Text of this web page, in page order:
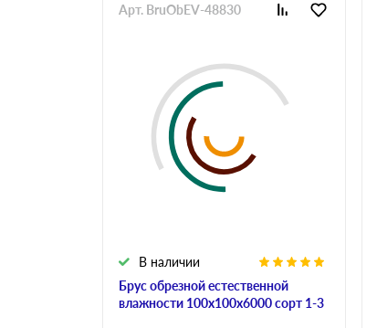
Брус обрезной естественной
влажности 100х100х6000 сорт 1-3
В наличии
Арт. BruObEV-48830